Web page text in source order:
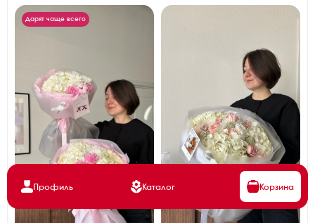
Дарят чаще всего
Профиль Каталог Корзина